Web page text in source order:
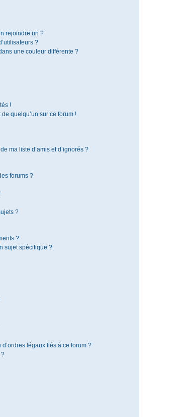
rejoindre un ?
?
une couleur différente ?
!
quelqu’un sur ce forum !
ma liste d’amis et d’ignorés ?
forums ?
?
?
sujet spécifique ?
légaux liés à ce forum ?